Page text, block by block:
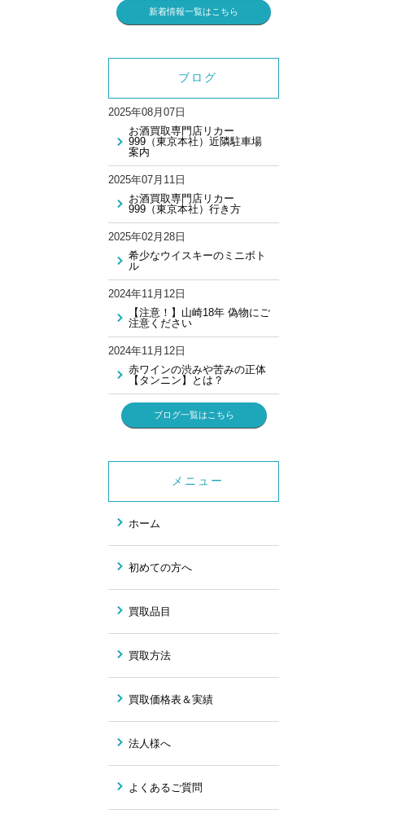
新着情報一覧はこちら
ブログ
2025年08月07日
お酒買取専門店リカー
999（東京本社）近隣駐車場
案内
2025年07月11日
お酒買取専門店リカー
999（東京本社）行き方
2025年02月28日
希少なウイスキーのミニボト
ル
2024年11月12日
【注意！】山崎18年 偽物にご
注意ください
2024年11月12日
赤ワインの渋みや苦みの正体
【タンニン】とは？
ブログ一覧はこちら
メニュー
ホーム
初めての方へ
買取品目
買取方法
買取価格表＆実績
法人様へ
よくあるご質問